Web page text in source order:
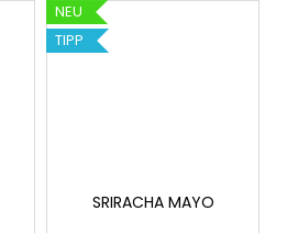
NEU
TIPP
SRIRACHA MAYO